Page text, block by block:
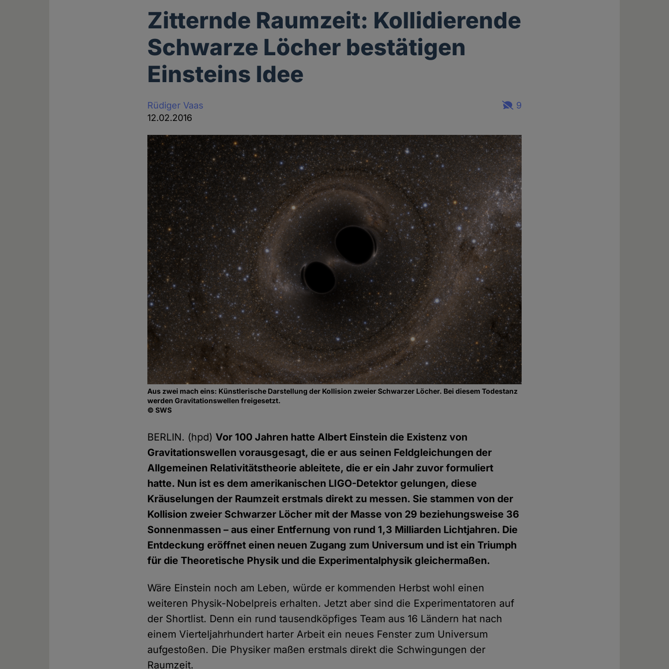
Zitternde Raumzeit: Kollidierende
Schwarze Löcher bestätigen
Einsteins Idee
Rüdiger Vaas
12.02.2016
9
Aus zwei mach eins: Künstlerische Darstellung der Kollision zweier Schwarzer Löcher. Bei diesem Todestanz
werden Gravitationswellen freigesetzt.
© SWS
BERLIN. (hpd)Vor 100 Jahren hatte Albert Einstein die Existenz von
Gravitationswellen vorausgesagt, die er aus seinen Feldgleichungen der
Allgemeinen Relativitätstheorie ableitete, die er ein Jahr zuvor formuliert
hatte. Nun ist es dem amerikanischen LIGO-Detektor gelungen, diese
Kräuselungen der Raumzeit erstmals direkt zu messen. Sie stammen von der
Kollision zweier Schwarzer Löcher mit der Masse von 29 beziehungsweise 36
Sonnenmassen – aus einer Entfernung von rund 1,3 Milliarden Lichtjahren. Die
Entdeckung eröffnet einen neuen Zugang zum Universum und ist ein Triumph
für die Theoretische Physik und die Experimentalphysik gleichermaßen.
Wäre Einstein noch am Leben, würde er kommenden Herbst wohl einen
weiteren Physik-Nobelpreis erhalten. Jetzt aber sind die Experimentatoren auf
der Shortlist. Denn ein rund tausendköpfiges Team aus 16 Ländern hat nach
einem Vierteljahrhundert harter Arbeit ein neues Fenster zum Universum
aufgestoßen. Die Physiker maßen erstmals direkt die Schwingungen der
Raumzeit.